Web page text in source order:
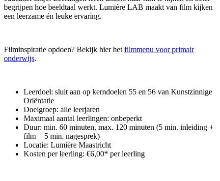
begrijpen hoe beeldtaal werkt. Lumière LAB maakt van film kijken
een leerzame én leuke ervaring.
Filminspiratie opdoen? Bekijk hier het filmmenu voor primair
onderwijs.
Leerdoel: sluit aan op kerndoelen 55 en 56 van Kunstzinnige
Oriëntatie
Doelgroep: alle leerjaren
Maximaal aantal leerlingen: onbeperkt
Duur: min. 60 minuten, max. 120 minuten (5 min. inleiding +
film + 5 min. nagesprek)
Locatie: Lumière Maastricht
Kosten per leerling: €6,00* per leerling